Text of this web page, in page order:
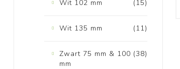
(15)
Wit 102 mm
(11)
Wit 135 mm
(38)
Zwart 75 mm & 100
mm